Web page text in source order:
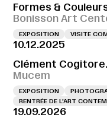
Formes &
Bonisson Art
EXPOSITION VISITE
10.12.2025
Clément
Mucem
EXPOSITION
RENTRÉE DE L'ART
19.09.2026